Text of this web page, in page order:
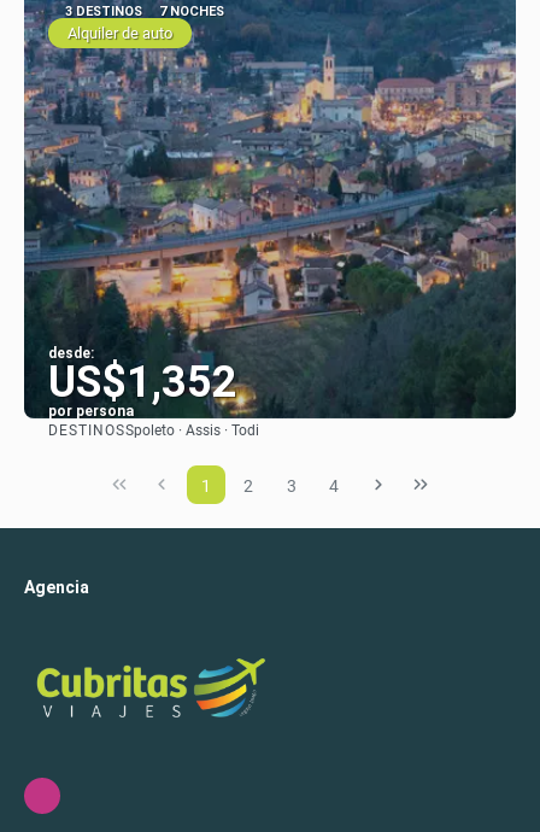
3 DESTINOS 7 NOCHES
Alquiler de auto
desde:
US$1,352
por persona
DESTINOSSpoleto · Assis · Todi
1 2 3 4
Agencia